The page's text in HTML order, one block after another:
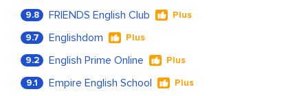
9.8 FRIENDS English Club Plus
9.7 Englishdom Plus
9.2 English Prime Online Plus
9.1 Empire English School Plus